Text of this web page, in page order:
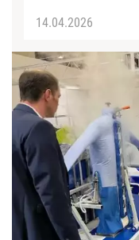
14.04.2026